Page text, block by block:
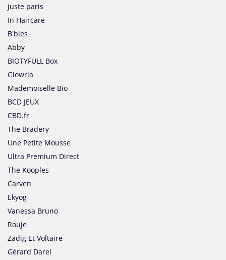
juste paris
In Haircare
B'bies
Abby
BIOTYFULL Box
Glowria
Mademoiselle Bio
BCD JEUX
CBD.fr
The Bradery
Une Petite Mousse
Ultra Premium Direct
The Kooples
Carven
Ekyog
Vanessa Bruno
Rouje
Zadig Et Voltaire
Gérard Darel